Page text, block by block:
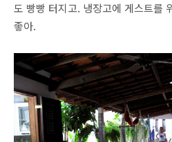
도 빵빵 터지고. 냉장고에 게스트를
좋아.